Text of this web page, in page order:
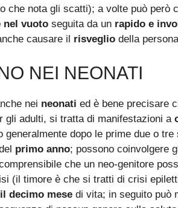
che nota gli scatti); a volte può però
nel vuoto seguita da un rapido e
causare il risveglio della
NEI NEONATI
nei neonati ed è bene precisare
gli adulti, si tratta di manifestazioni a
generalmente dopo le prime due o
primo anno; possono coinvolgere
che un neo-genitore
(il timore è che si tratti di crisi
decimo mese di vita; in seguito può